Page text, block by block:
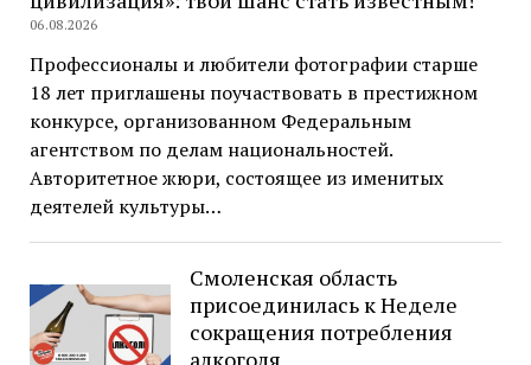
06.08.2026
Профессионалы и любители фотографии старше
18 лет приглашены поучаствовать в престижном
конкурсе, организованном Федеральным
агентством по делам национальностей.
Авторитетное жюри, состоящее из именитых
деятелей культуры…
Смоленская область
присоединилась к Неделе
сокращения потребления
алкоголя